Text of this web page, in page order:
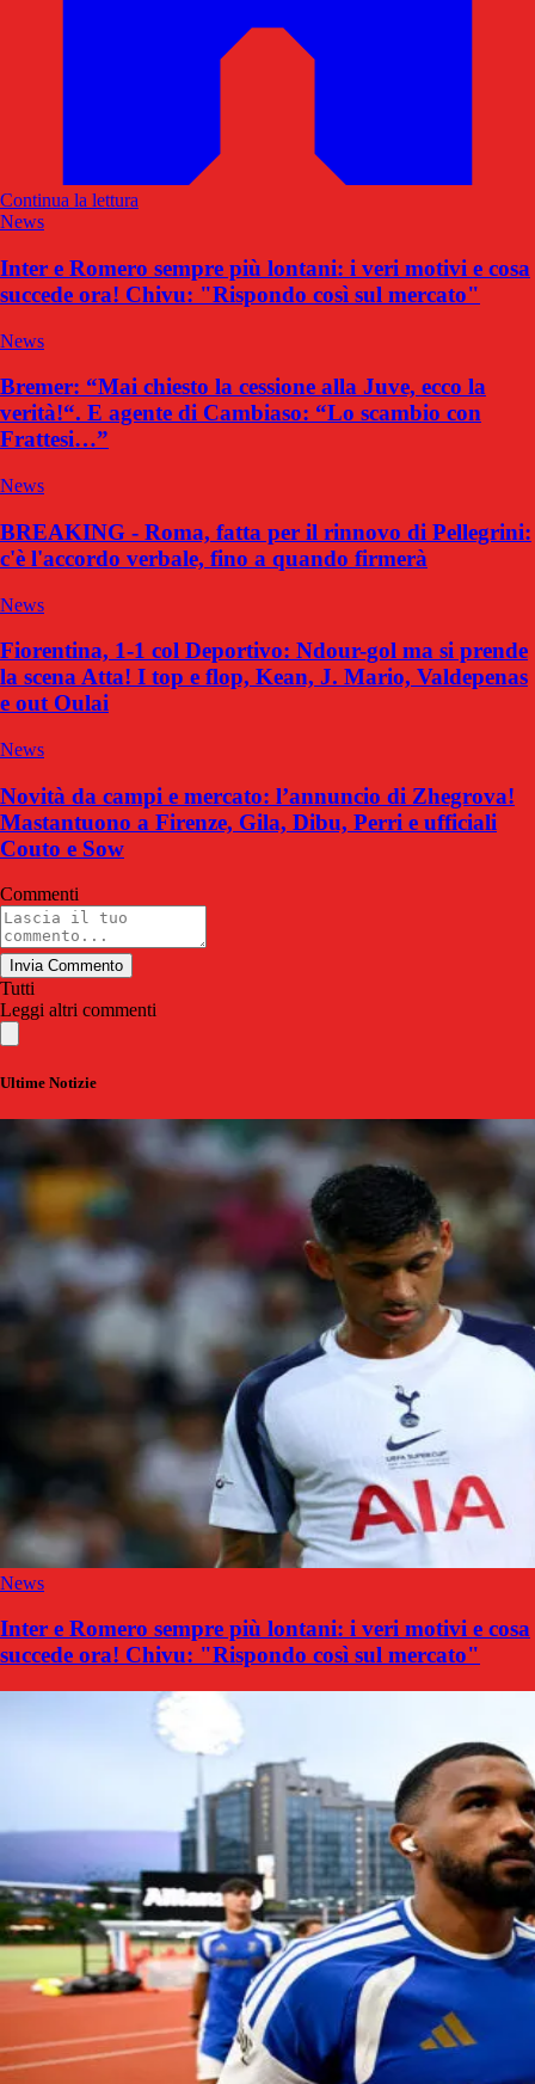
Continua la lettura
News
Inter e Romero sempre più lontani: i veri motivi e cosa
succede ora! Chivu: "Rispondo così sul mercato"
News
Bremer: “Mai chiesto la cessione alla Juve, ecco la
verità!“. E agente di Cambiaso: “Lo scambio con
Frattesi…”
News
BREAKING - Roma, fatta per il rinnovo di Pellegrini:
c'è l'accordo verbale, fino a quando firmerà
News
Fiorentina, 1-1 col Deportivo: Ndour-gol ma si prende
la scena Atta! I top e flop, Kean, J. Mario, Valdepenas
e out Oulai
News
Novità da campi e mercato: l’annuncio di Zhegrova!
Mastantuono a Firenze, Gila, Dibu, Perri e ufficiali
Couto e Sow
Commenti
Invia Commento
Tutti
Leggi altri commenti
Ultime Notizie
News
Inter e Romero sempre più lontani: i veri motivi e cosa
succede ora! Chivu: "Rispondo così sul mercato"